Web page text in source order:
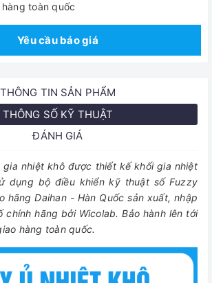
toàn quốc
Yêu cầu báo giá
THÔNG TIN SẢN PHẨM
THÔNG SỐ KỸ THUẬT
ĐÁNH GIÁ
gia nhiệt khô được thiết kế khối gia nhiệt
dụng bộ điều khiển kỹ thuật số Fuzzy
hãng Daihan - Hàn Quốc sản xuất, nhập
chính hãng bởi Wicolab. Bảo hành lên tới
hàng toàn quốc.